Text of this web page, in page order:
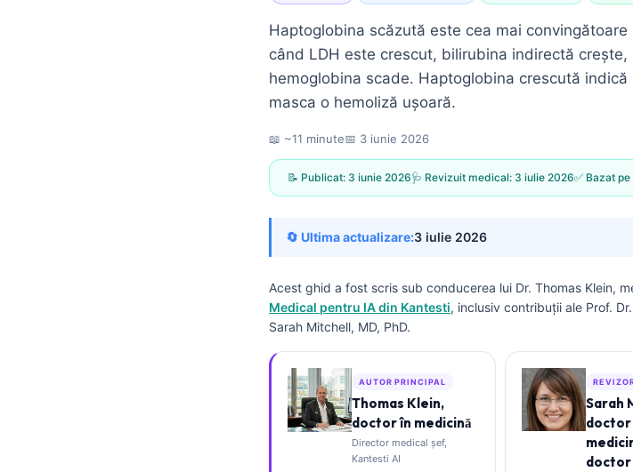
Haptoglobina scăzută este cea mai
când LDH este crescut, bilirubina indirectă
hemoglobina scade. Haptoglobina crescută
masca o hemoliză ușoară.
📖 ~11 minute📅 3 iunie 2026
📝 Publicat: 3 iunie 2026🩺 Revizuit medical: 3 iulie 2026✅ Bazat
🔄 Ultima actualizare:3 iulie 2026
Acest ghid a fost scris sub conducerea lui Dr. Thomas Klein,
Medical pentru IA din Kantesti, inclusiv contribuții ale Prof.
Sarah Mitchell, MD, PhD.
AUTOR PRINCIPAL
Thomas Klein,
doctor în medicină
Director medical șef,
Kantesti AI
Sarah
doctor
doctor